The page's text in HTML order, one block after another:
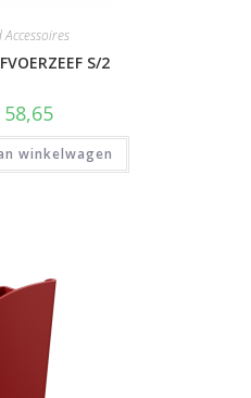
S/2
58,65
winkelwagen